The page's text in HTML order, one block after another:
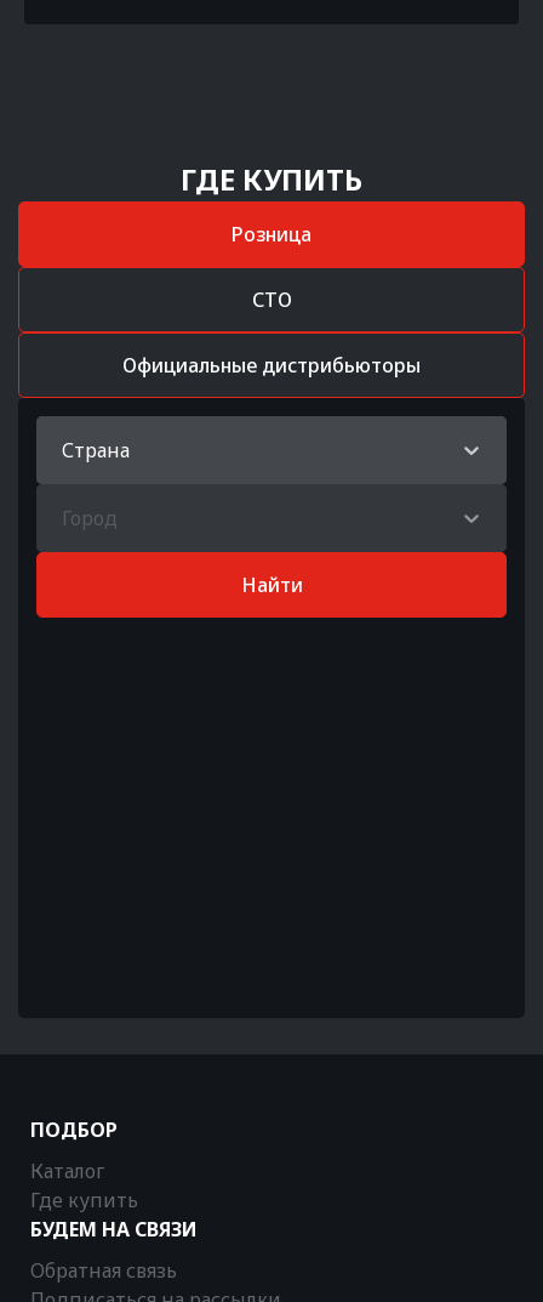
ГДЕ КУПИТЬ
Розница
СТО
Официальные дистрибьюторы
Страна
Город
Найти
ПОДБОР
Каталог
Где купить
БУДЕМ НА СВЯЗИ
Обратная связь